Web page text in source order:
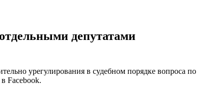
депутатами
урегулирования в судебном порядке вопроса по
Facebook.